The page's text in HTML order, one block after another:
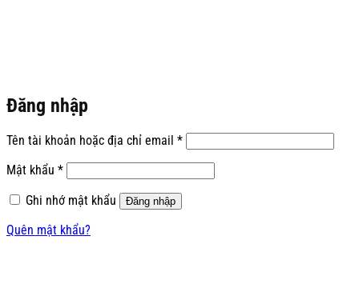
Đăng nhập
Tên tài khoản hoặc địa chỉ email *Bắt
buộc
Mật khẩu *Bắt
buộc
Ghi nhớ mật khẩu
Đăng nhập
Quên mật khẩu?